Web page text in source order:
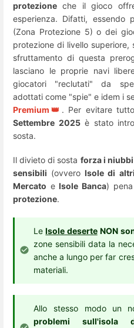
protezione che il gioco
esperienza. Difatti,
(Zona Protezione 5) o dei
protezione di livello
sfruttamento di questa
lasciano le proprie navi
giocatori "reclutati" da
adottati come "spie" e idem i
Premium👑 . Per evitare
Settembre 2025è stato
sosta.
Il divieto di sosta forza i
sensibili (ovvero Isole di
Mercato e Isole Banca)
protezione.
LeIsole deserte NON
zone sensibili data la
anche a lungo per far
materiali.
Allo stesso modo un
problemi